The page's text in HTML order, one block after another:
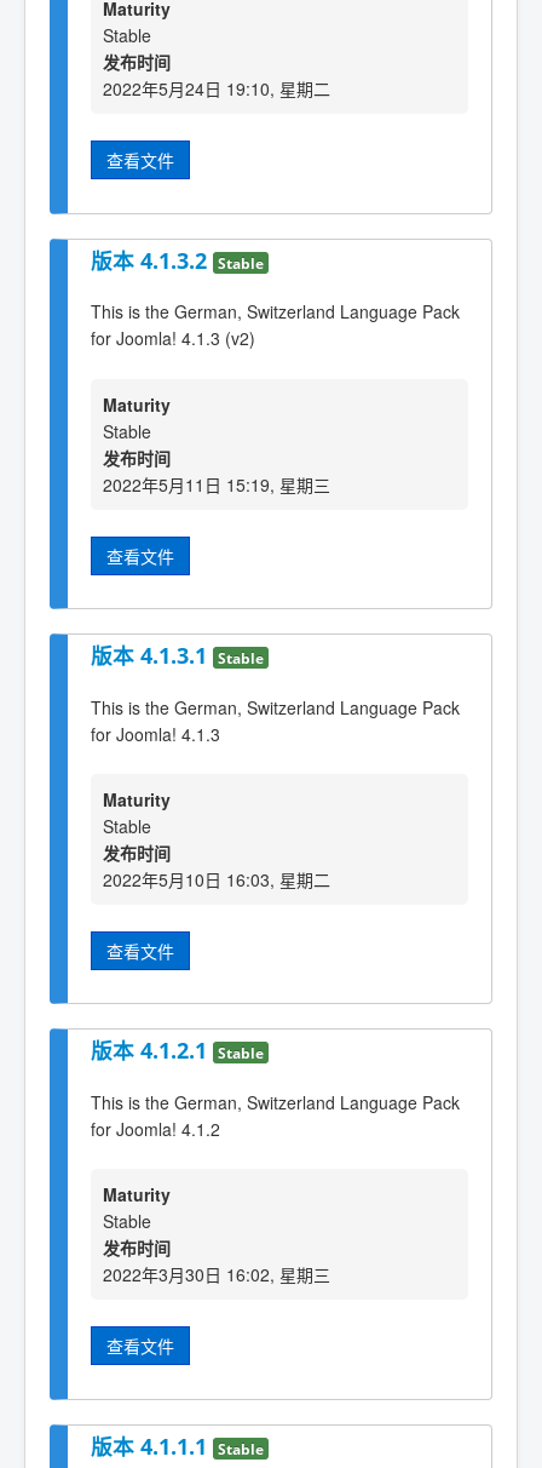
Maturity
Stable
发布时间
2022年5月24日 19:10, 星期二
查看文件
版本 4.1.3.2 Stable
This is the German, Switzerland Language Pack
for Joomla! 4.1.3 (v2)
Maturity
Stable
发布时间
2022年5月11日 15:19, 星期三
查看文件
版本 4.1.3.1 Stable
This is the German, Switzerland Language Pack
for Joomla! 4.1.3
Maturity
Stable
发布时间
2022年5月10日 16:03, 星期二
查看文件
版本 4.1.2.1 Stable
This is the German, Switzerland Language Pack
for Joomla! 4.1.2
Maturity
Stable
发布时间
2022年3月30日 16:02, 星期三
查看文件
版本 4.1.1.1 Stable